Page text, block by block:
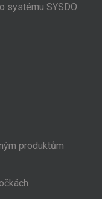
systému SYSDO
produktům